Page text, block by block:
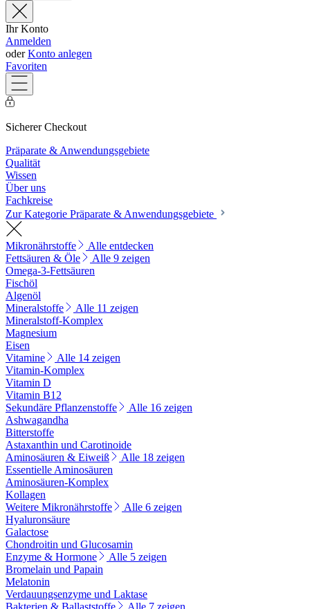
Ihr Konto
Anmelden
oderKonto anlegen
Favoriten
Sicherer Checkout
Präparate & Anwendungsgebiete
Qualität
Wissen
Über uns
Fachkreise
Zur Kategorie Präparate & Anwendungsgebiete
Mikronährstoffe
Alle entdecken
Fettsäuren & Öle
Alle 9 zeigen
Omega-3-Fettsäuren
Fischöl
Algenöl
Mineralstoffe
Alle 11 zeigen
Mineralstoff-Komplex
Magnesium
Eisen
Vitamine
Alle 14 zeigen
Vitamin-Komplex
Vitamin D
Vitamin B12
Sekundäre Pflanzenstoffe
Alle 16 zeigen
Ashwagandha
Bitterstoffe
Astaxanthin und Carotinoide
Aminosäuren & Eiweiß
Alle 18 zeigen
Essentielle Aminosäuren
Aminosäuren-Komplex
Kollagen
Weitere Mikronährstoffe
Alle 6 zeigen
Hyaluronsäure
Galactose
Chondroitin und Glucosamin
Enzyme & Hormone
Alle 5 zeigen
Bromelain und Papain
Melatonin
Verdauungsenzyme und Laktase